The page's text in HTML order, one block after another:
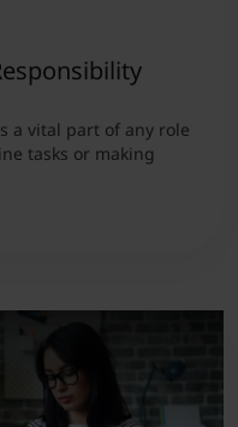
a vital part of any role
tasks or making